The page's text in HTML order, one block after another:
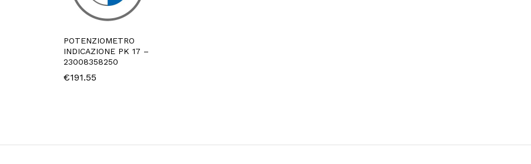
POTENZIOMETRO
INDICAZIONE PK 17 –
23008358250
€191.55